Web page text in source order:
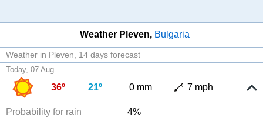
Weather Pleven Bulgaria
Weather in Pleven 14 days forecast
Today, 07 Aug
36º 21º 0 mm 7 mph
Probability for rain
4%